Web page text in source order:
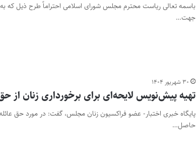
جهت…
۳۰ شهریور ۱۴۰۴
تهیه پیش‌نویس لایحه‌ای برای برخورداری زنان از
پایگاه خبری اختبار- عضو فراکسیون زنان مجلس، گفت: در مورد حق عائله
حاصل…